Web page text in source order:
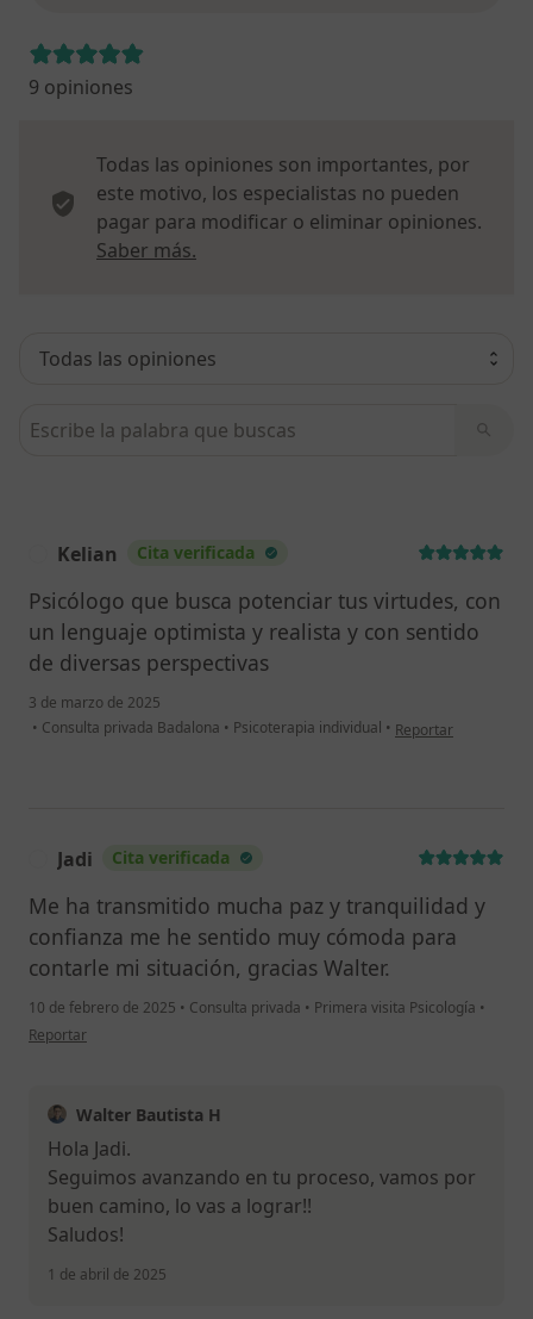
9 opiniones
Todas las opiniones son importantes, por
este motivo, los especialistas no pueden
pagar para modificar o eliminar opiniones.
Saber más.
Busca en opiniones
Kelian Cita verificada
Psicólogo que busca potenciar tus virtudes, con
un lenguaje optimista y realista y con sentido
de diversas perspectivas
3 de marzo de 2025
• Consulta privada Badalona • Psicoterapia individual • en opinión del
Reportar
Jadi Cita verificada
Me ha transmitido mucha paz y tranquilidad y
confianza me he sentido muy cómoda para
contarle mi situación, gracias Walter.
10 de febrero de 2025 • Consulta privada • Primera visita Psicología •
en opinión del usuario Jadi
Reportar
Walter Bautista H
Hola Jadi.
Seguimos avanzando en tu proceso, vamos por
buen camino, lo vas a lograr!!
Saludos!
1 de abril de 2025